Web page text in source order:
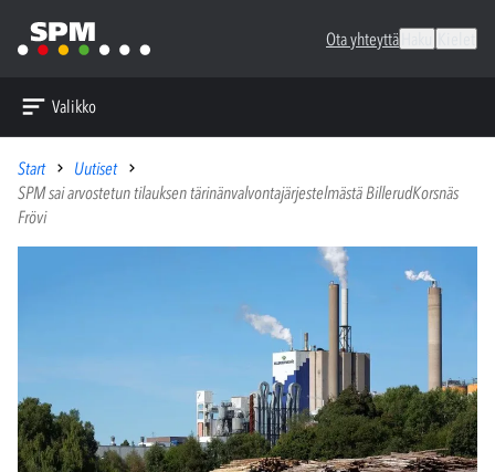
Ota yhteyttä
Valikko
Start
Uutiset
SPM sai arvostetun tilauksen tärinänvalvontajärjestelmästä BillerudKorsnäs
Frövi